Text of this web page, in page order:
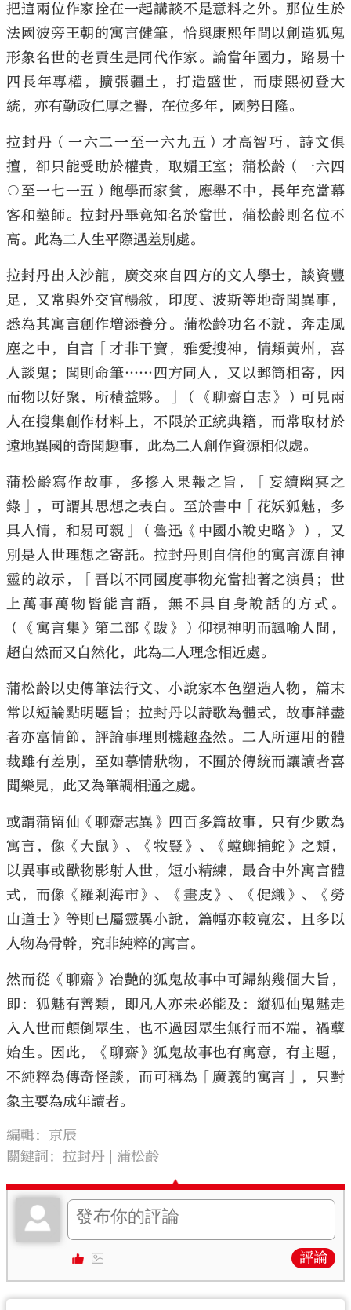
把這兩位作家拴在一起講談不是意料之外。那位生於
法國波旁王朝的寓言健筆，恰與康熙年間以創造狐鬼
形象名世的老貢生是同代作家。論當年國力，路易十
四長年專權，擴張疆土，打造盛世，而康熙初登大
統，亦有勤政仁厚之譽，在位多年，國勢日隆。
拉封丹（一六二一至一六九五）才高智巧，詩文俱
擅，卻只能受助於權貴，取媚王室；蒲松齡（一六四
○至一七一五）飽學而家貧，應舉不中，長年充當幕
客和塾師。拉封丹畢竟知名於當世，蒲松齡則名位不
高。此為二人生平際遇差別處。
拉封丹出入沙龍，廣交來自四方的文人學士，談資豐
足，又常與外交官暢敘，印度、波斯等地奇聞異事，
悉為其寓言創作增添養分。蒲松齡功名不就，奔走風
塵之中，自言「才非干寶，雅愛搜神，情類黃州，喜
人談鬼；聞則命筆……四方同人，又以郵筒相寄，因
而物以好聚，所積益夥。」（《聊齋自志》）可見兩
人在搜集創作材料上，不限於正統典籍，而常取材於
遠地異國的奇聞趣事，此為二人創作資源相似處。
蒲松齡寫作故事，多摻入果報之旨，「妄續幽冥之
錄」，可謂其思想之表白。至於書中「花妖狐魅，多
具人情，和易可親」（魯迅《中國小說史略》），又
別是人世理想之寄託。拉封丹則自信他的寓言源自神
靈的啟示，「吾以不同國度事物充當拙著之演員；世
上萬事萬物皆能言語，無不具自身說話的方式。
（《寓言集》第二部《跋》）仰視神明而諷喻人間，
超自然而又自然化，此為二人理念相近處。
蒲松齡以史傳筆法行文、小說家本色塑造人物，篇末
常以短論點明題旨；拉封丹以詩歌為體式，故事詳盡
者亦富情節，評論事理則機趣盎然。二人所運用的體
裁雖有差別，至如摹情狀物，不囿於傳統而讓讀者喜
聞樂見，此又為筆調相通之處。
或謂蒲留仙《聊齋志異》四百多篇故事，只有少數為
寓言，像《大鼠》、《牧豎》、《螳螂捕蛇》之類，
以異事或獸物影射人世，短小精練，最合中外寓言體
式，而像《羅剎海市》、《畫皮》、《促織》、《勞
山道士》等則已屬靈異小說，篇幅亦較寬宏，且多以
人物為骨幹，究非純粹的寓言。
然而從《聊齋》冶艷的狐鬼故事中可歸納幾個大旨，
即：狐魅有善類，即凡人亦未必能及：縱狐仙鬼魅走
入人世而顛倒眾生，也不過因眾生無行而不端，禍孽
始生。因此，《聊齋》狐鬼故事也有寓意，有主題，
不純粹為傳奇怪談，而可稱為「廣義的寓言」，只對
象主要為成年讀者。
編輯：京辰
關鍵詞：拉封丹 蒲松齡
評論